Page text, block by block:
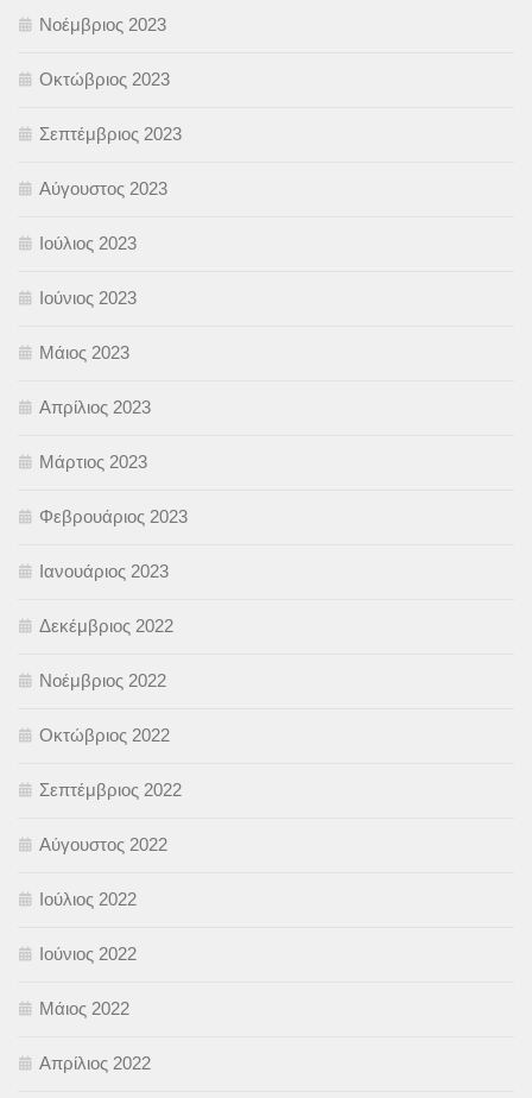
Νοέμβριος 2023
Οκτώβριος 2023
Σεπτέμβριος 2023
Αύγουστος 2023
Ιούλιος 2023
Ιούνιος 2023
Μάιος 2023
Απρίλιος 2023
Μάρτιος 2023
Φεβρουάριος 2023
Ιανουάριος 2023
Δεκέμβριος 2022
Νοέμβριος 2022
Οκτώβριος 2022
Σεπτέμβριος 2022
Αύγουστος 2022
Ιούλιος 2022
Ιούνιος 2022
Μάιος 2022
Απρίλιος 2022